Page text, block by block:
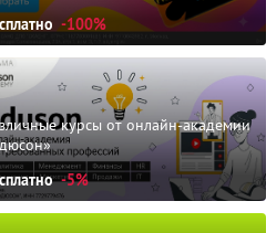
-100%
курсы от онлайн-академии
-5%